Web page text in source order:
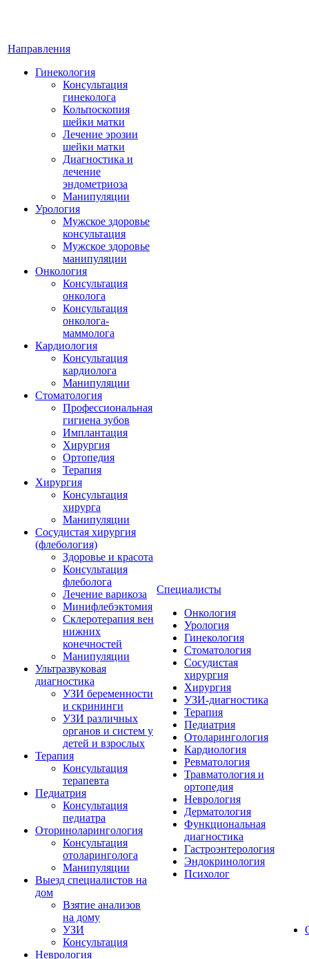
Направления
Гинекология
Консультация
гинеколога
Кольпоскопия
шейки матки
Лечение эрозии
шейки матки
Диагностика и
лечение
эндометриоза
Манипуляции
Урология
Мужское здоровье
консультация
Мужское здоровье
манипуляции
Онкология
Консультация
онколога
Консультация
онколога-
маммолога
Кардиология
Консультация
кардиолога
Манипуляции
Стоматология
Профессиональная
гигиена зубов
Имплантация
Хирургия
Ортопедия
Терапия
Хирургия
Консультация
хирурга
Манипуляции
Cосудистая хирургия
(флебология)
Здоровье и красота
Консультация
флеболога
Лечение варикоза
Минифлебэктомия
Склеротерапия вен
нижних
конечностей
Манипуляции
Ультразвуковая
диагностика
УЗИ беременности
и скрининги
УЗИ различных
органов и систем у
детей и взрослых
Терапия
Консультация
терапевта
Педиатрия
Консультация
педиатра
Оториноларингология
Консультация
отоларинголога
Манипуляции
Выезд специалистов на
дом
Взятие анализов
на дому
УЗИ
Консультация
Неврология
Специалисты
Онкология
Урология
Гинекология
Стоматология
Сосудистая
хирургия
Хирургия
УЗИ-диагностика
Терапия
Педиатрия
Отоларингология
Кардиология
Ревматология
Травматология и
ортопедия
Неврология
Дерматология
Функциональная
диагностика
Гастроэнтерология
Эндокринология
Психолог